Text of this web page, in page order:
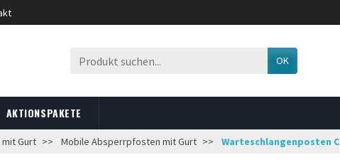
OK
AKTIONSPAKETE
Gurt Mobile Absperrpfosten mit Gurt Warteschlangenposten